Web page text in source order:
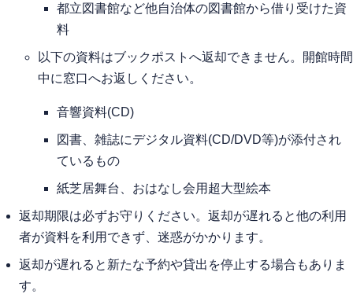
都立図書館など他自治体の図書館から借り受けた資
料
以下の資料はブックポストへ返却できません。開館時間
中に窓口へお返しください。
音響資料(CD)
図書、雑誌にデジタル資料(CD/DVD等)が添付され
ているもの
紙芝居舞台、おはなし会用超大型絵本
返却期限は必ずお守りください。返却が遅れると他の利用
者が資料を利用できず、迷惑がかかります。
返却が遅れると新たな予約や貸出を停止する場合もありま
す。